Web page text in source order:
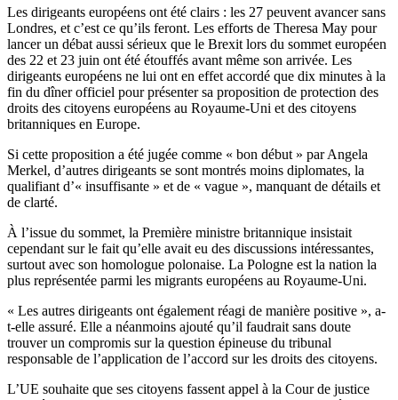
Les dirigeants européens ont été clairs : les 27 peuvent avancer sans
Londres, et c’est ce qu’ils feront. Les efforts de Theresa May pour
lancer un débat aussi sérieux que le Brexit lors du sommet européen
des 22 et 23 juin ont été étouffés avant même son arrivée. Les
dirigeants européens ne lui ont en effet accordé que dix minutes à la
fin du dîner officiel pour présenter sa proposition de protection des
droits des citoyens européens au Royaume-Uni et des citoyens
britanniques en Europe.
Si cette proposition a été jugée comme « bon début » par Angela
Merkel, d’autres dirigeants se sont montrés moins diplomates, la
qualifiant d’« insuffisante » et de « vague », manquant de détails et
de clarté.
À l’issue du sommet, la Première ministre britannique insistait
cependant sur le fait qu’elle avait eu des discussions intéressantes,
surtout avec son homologue polonaise. La Pologne est la nation la
plus représentée parmi les migrants européens au Royaume-Uni.
« Les autres dirigeants ont également réagi de manière positive », a-
t-elle assuré. Elle a néanmoins ajouté qu’il faudrait sans doute
trouver un compromis sur la question épineuse du tribunal
responsable de l’application de l’accord sur les droits des citoyens.
L’UE souhaite que ses citoyens fassent appel à la Cour de justice